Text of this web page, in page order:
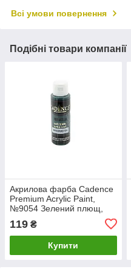
Всі умови повернення
Подібні товари компанії
Акрилова фарба Cadence
Premium Acrylic Paint,
№9054 Зелений плющ,
119 ₴
Купити